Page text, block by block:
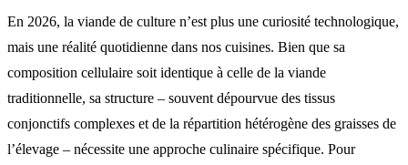
En 2026, la viande de culture n’est plus une curiosité technologique,
mais une réalité quotidienne dans nos cuisines. Bien que sa
composition cellulaire soit identique à celle de la viande
traditionnelle, sa structure – souvent dépourvue des tissus
conjonctifs complexes et de la répartition hétérogène des graisses de
l’élevage – nécessite une approche culinaire spécifique. Pour